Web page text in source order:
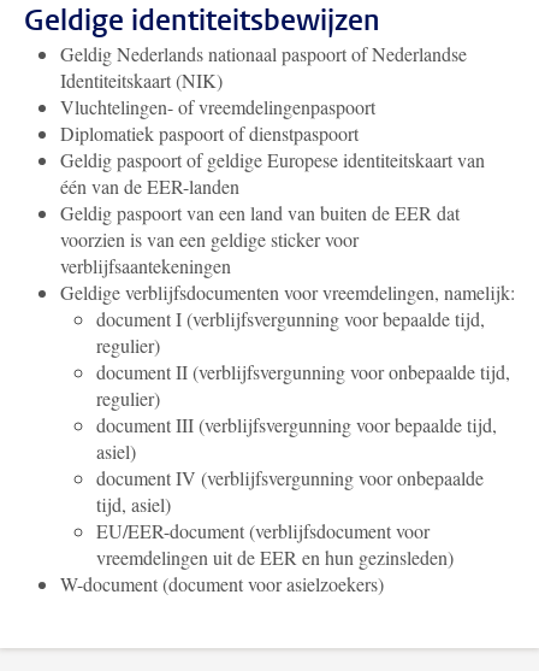
Geldige identiteitsbewijzen
Geldig Nederlands nationaal paspoort of Nederlandse
Identiteitskaart (NIK)
Vluchtelingen- of vreemdelingenpaspoort
Diplomatiek paspoort of dienstpaspoort
Geldig paspoort of geldige Europese identiteitskaart van
één van de EER-landen
Geldig paspoort van een land van buiten de EER dat
voorzien is van een geldige sticker voor
verblijfsaantekeningen
Geldige verblijfsdocumenten voor vreemdelingen, namelijk:
document I (verblijfsvergunning voor bepaalde tijd,
regulier)
document II (verblijfsvergunning voor onbepaalde tijd,
regulier)
document III (verblijfsvergunning voor bepaalde tijd,
asiel)
document IV (verblijfsvergunning voor onbepaalde
tijd, asiel)
EU/EER-document (verblijfsdocument voor
vreemdelingen uit de EER en hun gezinsleden)
W-document (document voor asielzoekers)